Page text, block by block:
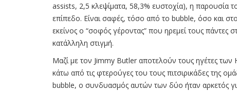
assists, 2,5 κλεψίματα, 58,3% ευστοχία), η παρουσία
επίπεδο. Είναι σαφές, τόσο από το bubble, όσο και
εκείνος ο “σοφός γέροντας” που ηρεμεί τους πάντες
κατάλληλη στιγμή.
Μαζί με τον Jimmy Butler αποτελούν τους ηγέτες
κάτω από τις φτερούγες του τους πιτσιρικάδες της
bubble, ο συνδυασμός αυτών των δύο ήταν αρκετός